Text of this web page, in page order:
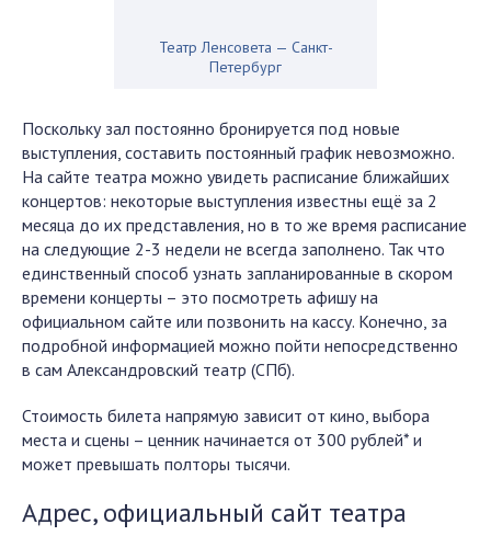
Театр Ленсовета — Санкт-
Петербург
Поскольку зал постоянно бронируется под новые
выступления, составить постоянный график невозможно.
На сайте театра можно увидеть расписание ближайших
концертов: некоторые выступления известны ещё за 2
месяца до их представления, но в то же время расписание
на следующие 2-3 недели не всегда заполнено. Так что
единственный способ узнать запланированные в скором
времени концерты – это посмотреть афишу на
официальном сайте или позвонить на кассу. Конечно, за
подробной информацией можно пойти непосредственно
в сам Александровский театр (СПб).
Стоимость билета напрямую зависит от кино, выбора
места и сцены – ценник начинается от 300 рублей* и
может превышать полторы тысячи.
Адрес, официальный сайт театра